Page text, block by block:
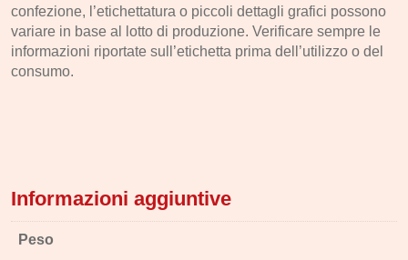
confezione, l’etichettatura o piccoli dettagli grafici possono
variare in base al lotto di produzione. Verificare sempre le
informazioni riportate sull’etichetta prima dell’utilizzo o del
consumo.
Informazioni aggiuntive
Peso